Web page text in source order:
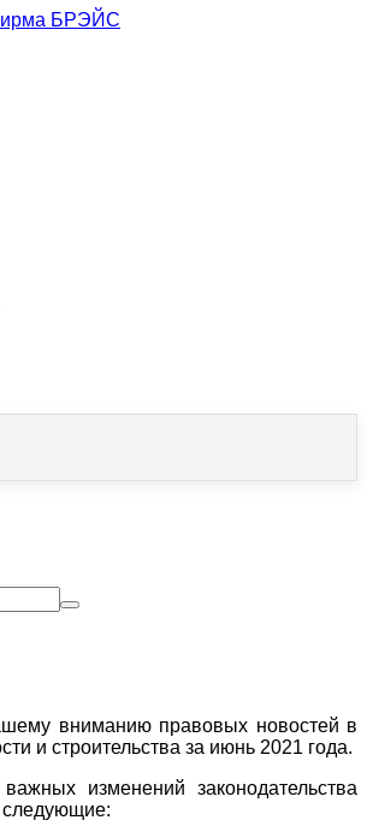
вниманию правовых новостей в
и строительства за июнь 2021 года.
изменений законодательства
следующие: